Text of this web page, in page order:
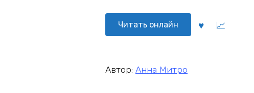
Читать онлайн
Автор: Анна Митро